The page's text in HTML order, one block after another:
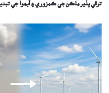
ترقي پذير ملڪن جي ڪمزوري ۽ آبھوا جي